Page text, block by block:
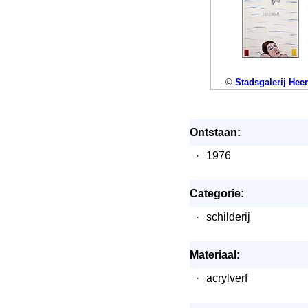
- © Stadsgalerij
Ontstaan:
·
1976
Categorie:
·
schilderij
Materiaal:
·
acrylverf